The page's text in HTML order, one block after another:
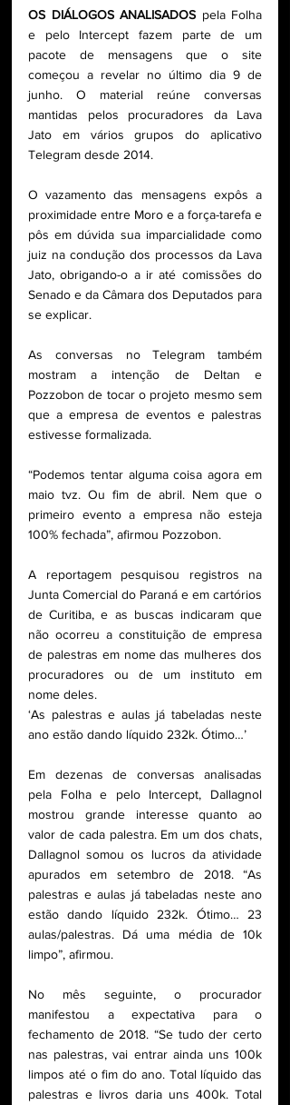
OS DIÁLOGOS ANALISADOS pela Folha
e pelo Intercept fazem parte de um
pacote de mensagens que o site
começou a revelar no último dia 9 de
junho. O material reúne conversas
mantidas pelos procuradores da Lava
Jato em vários grupos do aplicativo
Telegram desde 2014.
O vazamento das mensagens expôs a
proximidade entre Moro e a força-tarefa e
pôs em dúvida sua imparcialidade como
juiz na condução dos processos da Lava
Jato, obrigando-o a ir até comissões do
Senado e da Câmara dos Deputados para
se explicar.
As conversas no Telegram também
mostram a intenção de Deltan e
Pozzobon de tocar o projeto mesmo sem
que a empresa de eventos e palestras
estivesse formalizada.
“Podemos tentar alguma coisa agora em
maio tvz. Ou fim de abril. Nem que o
primeiro evento a empresa não esteja
100% fechada”, afirmou Pozzobon.
A reportagem pesquisou registros na
Junta Comercial do Paraná e em cartórios
de Curitiba, e as buscas indicaram que
não ocorreu a constituição de empresa
de palestras em nome das mulheres dos
procuradores ou de um instituto em
nome deles.
‘As palestras e aulas já tabeladas neste
ano estão dando líquido 232k. Ótimo…’
Em dezenas de conversas analisadas
pela Folha e pelo Intercept, Dallagnol
mostrou grande interesse quanto ao
valor de cada palestra. Em um dos chats,
Dallagnol somou os lucros da atividade
apurados em setembro de 2018. “As
palestras e aulas já tabeladas neste ano
estão dando líquido 232k. Ótimo… 23
aulas/palestras. Dá uma média de 10k
limpo”, afirmou.
No mês seguinte, o procurador
manifestou a expectativa para o
fechamento de 2018. “Se tudo der certo
nas palestras, vai entrar ainda uns 100k
limpos até o fim do ano. Total líquido das
palestras e livros daria uns 400k. Total